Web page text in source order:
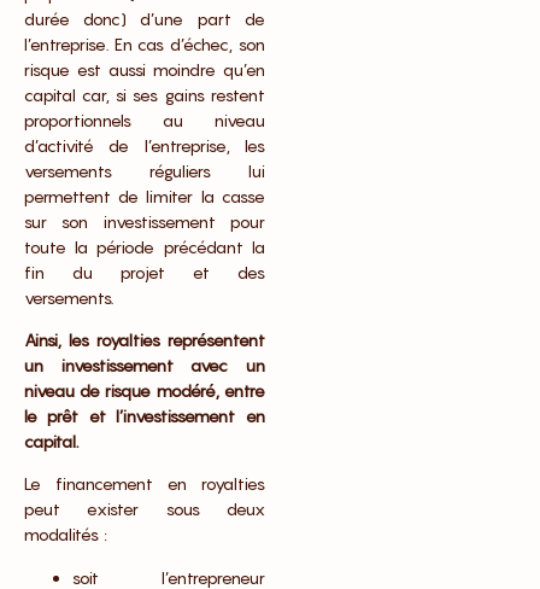
durée donc) d’une part de
l’entreprise. En cas d’échec, son
risque est aussi moindre qu’en
capital car, si ses gains restent
proportionnels au niveau
d’activité de l’entreprise, les
versements réguliers lui
permettent de limiter la casse
sur son investissement pour
toute la période précédant la
fin du projet et des
versements.
Ainsi, les royalties représentent
un investissement avec un
niveau de risque modéré, entre
le prêt et l’investissement en
capital.
Le financement en royalties
peut exister sous deux
modalités :
soit l’entrepreneur